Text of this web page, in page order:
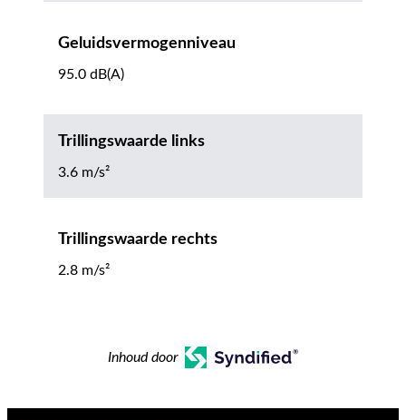
Geluidsvermogenniveau
95.0 dB(A)
Trillingswaarde links
3.6 m/s²
Trillingswaarde rechts
2.8 m/s²
Inhoud door